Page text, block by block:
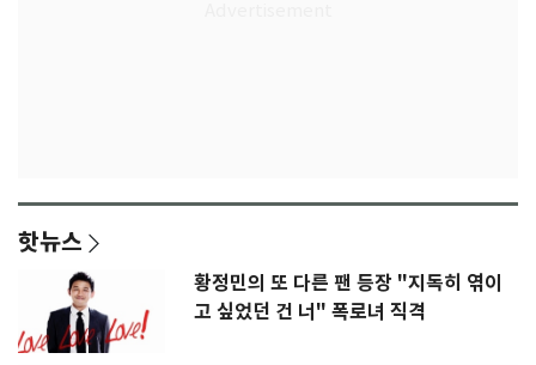
핫뉴스
황정민의 또 다른 팬 등장 "지독히 엮이
고 싶었던 건 너" 폭로녀 직격